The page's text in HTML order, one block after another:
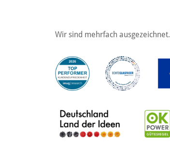
Wir sind mehrfach ausgezeichnet.